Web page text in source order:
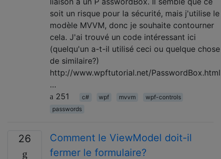
soit un risque pour la sécurité, mais j'utilise le
modèle MVVM, donc je souhaite contourner
cela. J'ai trouvé un code intéressant ici
(quelqu'un a-t-il utilisé ceci ou quelque chose
de similaire?)
http://www.wpftutorial.net/PasswordBox.html
…
251
c# wpf mvvm
wpf-controls
passwords
26
Comment le ViewModel doit-il
fermer le formulaire?